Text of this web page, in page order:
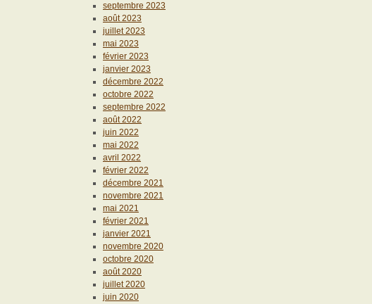
septembre 2023
août 2023
juillet 2023
mai 2023
février 2023
janvier 2023
décembre 2022
octobre 2022
septembre 2022
août 2022
juin 2022
mai 2022
avril 2022
février 2022
décembre 2021
novembre 2021
mai 2021
février 2021
janvier 2021
novembre 2020
octobre 2020
août 2020
juillet 2020
juin 2020